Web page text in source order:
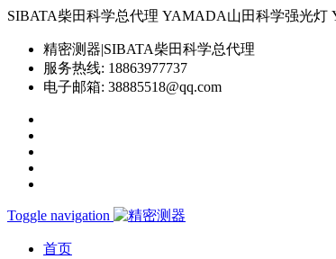
SIBATA柴田科学总代理 YAMADA山田科学强光灯
精密测器|SIBATA柴田科学总代理
服务热线: 18863977737
电子邮箱: 38885518@qq.com
Toggle navigation
首页